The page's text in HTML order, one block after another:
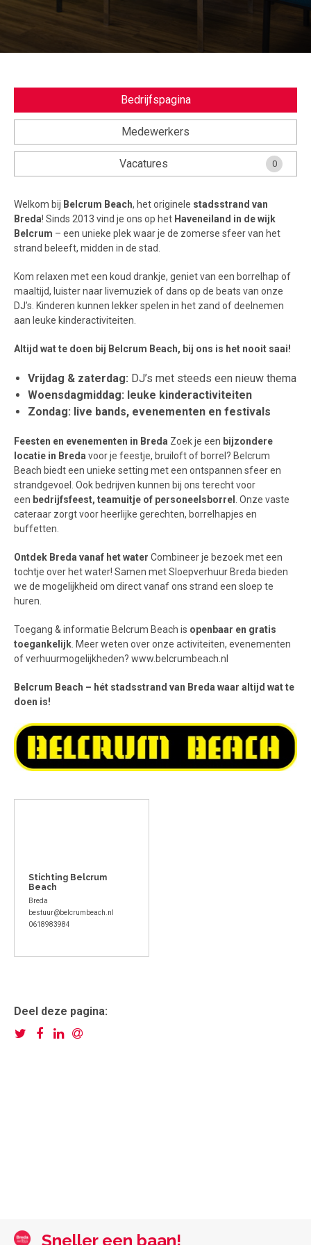
Voorwaarden en Privacy
Bedrijfspagina
Medewerkers
Vacatures 0
Welkom bij Belcrum Beach, het originele stadsstrand van
Breda! Sinds 2013 vind je ons op het Haveneiland in de wijk
Belcrum – een unieke plek waar je de zomerse sfeer van het
strand beleeft, midden in de stad.
Kom relaxen met een koud drankje, geniet van een borrelhap of
maaltijd, luister naar livemuziek of dans op de beats van onze
DJ’s. Kinderen kunnen lekker spelen in het zand of deelnemen
aan leuke kinderactiviteiten.
Altijd wat te doen bij Belcrum Beach, bij ons is het nooit saai!
Vrijdag & zaterdag: DJ’s met steeds een nieuw thema
Woensdagmiddag: leuke kinderactiviteiten
Zondag: live bands, evenementen en festivals
Feesten en evenementen in Breda Zoek je een bijzondere
locatie in Breda voor je feestje, bruiloft of borrel? Belcrum
Beach biedt een unieke setting met een ontspannen sfeer en
strandgevoel. Ook bedrijven kunnen bij ons terecht voor
een bedrijfsfeest, teamuitje of personeelsborrel
. Onze vaste
cateraar zorgt voor heerlijke gerechten, borrelhapjes en
buffetten.
Ontdek Breda vanaf het water Combineer je bezoek met een
tochtje over het water! Samen met Sloepverhuur Breda bieden
we de mogelijkheid om direct vanaf ons strand een sloep te
huren.
Toegang & informatie Belcrum Beach is openbaar en gratis
toegankelijk . Meer weten over onze activiteiten, evenementen
of verhuurmogelijkheden? www.belcrumbeach.nl
Belcrum Beach – hét stadsstrand van Breda waar altijd wat te
doen is!
Stichting Belcrum
Beach
Breda
bestuur@belcrumbeach.nl
0618983984
Deel deze pagina:
Sneller een baan!